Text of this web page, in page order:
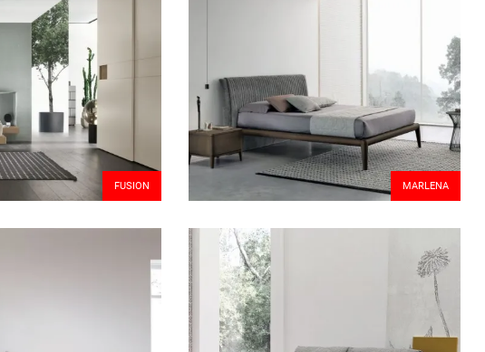
FUSION MARLENA